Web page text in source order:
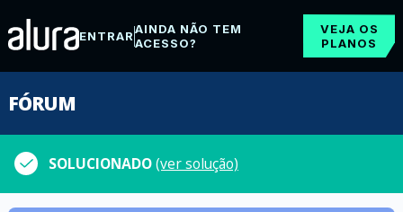
ENTRARAINDA NÃO TEM
ACESSO?
VEJA OS
PLANOS
FÓRUM
SOLUCIONADO(ver solução)